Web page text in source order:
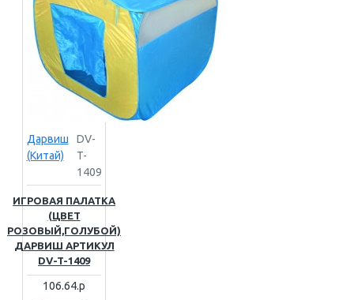
Дарвиш
(Китай)
DV-
T-
1409
ИГРОВАЯ ПАЛАТКА
(ЦВЕТ
РОЗОВЫЙ,ГОЛУБОЙ)
ДАРВИШ АРТИКУЛ
DV-T-1409
106.64.р